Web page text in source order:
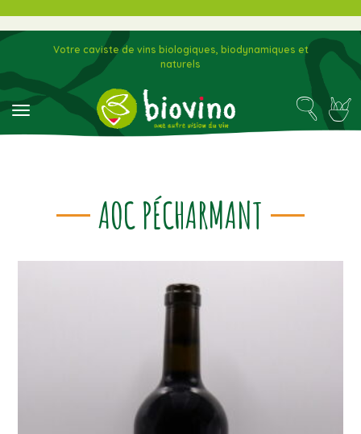
toggle navigation
Votre caviste de vins biologiques, biodynamiques et
naturels
AOC PÉCHARMANT